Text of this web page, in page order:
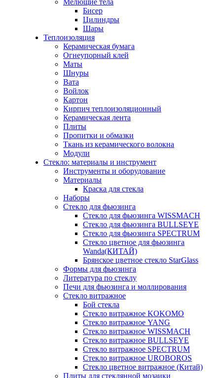
Мелющие тела
Бисер
Цилиндры
Шары
Теплоизоляция
Керамическая бумага
Огнеупорный клей
Маты
Шнуры
Вата
Войлок
Картон
Кирпич теплоизоляционный
Керамическая лента
Плиты
Пропитки и обмазки
Ткань из керамического волокна
Модули
Стекло: материалы и инструмент
Инструменты и оборудование
Материалы
Краска для стекла
Наборы
Стекло для фьюзинга
Стекло для фьюзинга WISSMACH
Стекло для фьюзинга BULLSEYE
Стекло для фьюзинга SPECTRUM
Стекло цветное для фьюзинга
Wanda(КИТАЙ)
Брянское цветное стекло StarGlass
Формы для фьюзинга
Литература по стеклу
Печи для фьюзинга и моллирования
Стекло витражное
Бой стекла
Стекло витражное KOKOMO
Стекло витражное YANG
Стекло витражное WISSMACH
Стекло витражное BULLSEYE
Стекло витражное SPECTRUM
Стекло витражное UROBOROS
Стекло цветное витражное (Китай)
Плиты для стеклянной мозаики